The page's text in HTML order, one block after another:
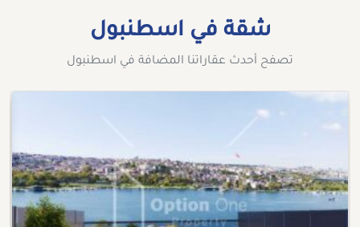
شقة في اسطنبول
تصفح أحدث عقاراتنا المضافة في اسطنبول